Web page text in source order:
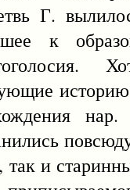
Г.
к
так и